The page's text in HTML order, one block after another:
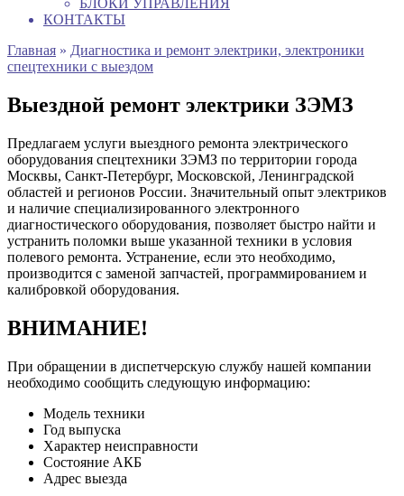
БЛОКИ УПРАВЛЕНИЯ
КОНТАКТЫ
Главная » Диагностика и ремонт электрики, электроники
спецтехники с выездом
Выездной ремонт электрики ЗЭМЗ
Предлагаем услуги выездного ремонта электрического
оборудования спецтехники ЗЭМЗ по территории города
Москвы, Санкт-Петербург, Московской, Ленинградской
областей и регионов России. Значительный опыт электриков
и наличие специализированного электронного
диагностического оборудования, позволяет быстро найти и
устранить поломки выше указанной техники в условия
полевого ремонта. Устранение, если это необходимо,
производится с заменой запчастей, программированием и
калибровкой оборудования.
ВНИМАНИЕ!
При обращении в диспетчерскую службу нашей компании
необходимо сообщить следующую информацию:
Модель техники
Год выпуска
Характер неисправности
Состояние АКБ
Адрес выезда